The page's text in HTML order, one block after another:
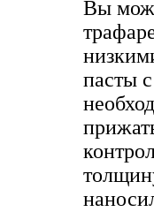
Вы
пасты